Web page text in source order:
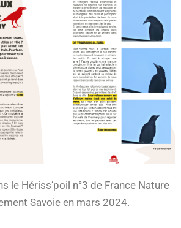
le Hériss’poil n°3 de France Nature
Savoie en mars 2024.